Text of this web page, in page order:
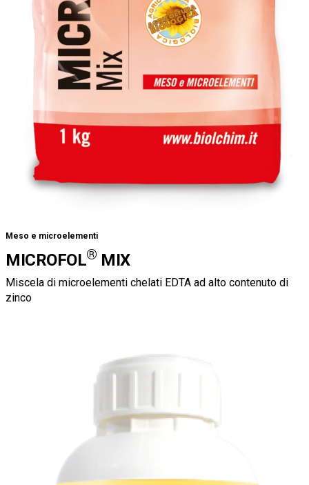
Meso e microelementi
MICROFOL® MIX
Miscela di microelementi chelati EDTA ad alto contenuto di
zinco